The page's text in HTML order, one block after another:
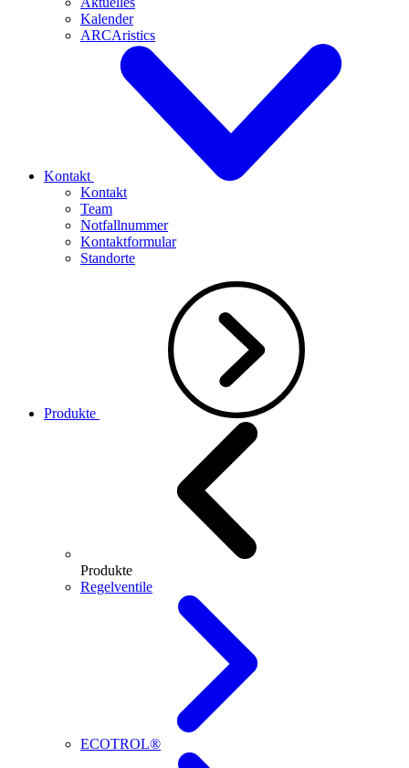
Kalender
ARCAristics
Kontakt
Kontakt
Team
Notfallnummer
Kontaktformular
Standorte
Produkte
Produkte
Regelventile
ECOTROL®